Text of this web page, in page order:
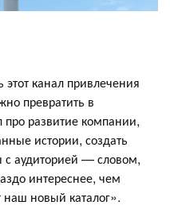
этот канал привлечения
превратить в
развитие компании,
истории, создать
с аудиторией — словом,
интереснее, чем
наш новый каталог».